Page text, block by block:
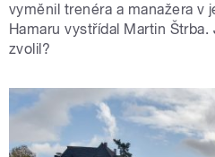
vyměnil trenéra a manažera v
Hamaru vystřídal Martin
zvolil?